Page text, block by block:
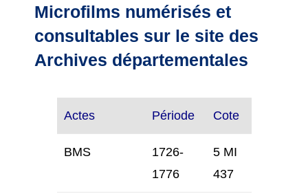
Microfilms numérisés et
consultables sur le site des
Archives départementales
Actes Période Cote
BMS
1726-
1776
5 MI
437